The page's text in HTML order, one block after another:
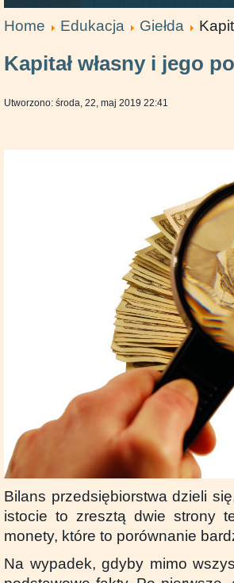
Home Edukacja Giełda
Kapitał własny i jego
Utworzono: środa, 22, maj 2019 22:41
Bilans przedsiębiorstwa dzieli
istocie to zresztą dwie strony
monety, które to porównanie
Na wypadek, gdyby mimo